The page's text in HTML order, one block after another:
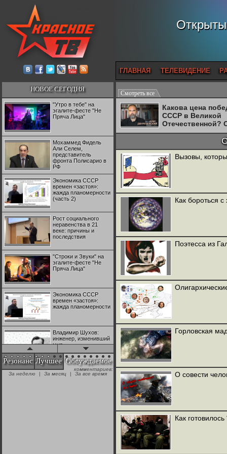
ГЛАВНАЯ ТЕЛЕВИДЕНИЕ
НОВОЕ СЕГОДНЯ
"Утро в тебе" на
эгалите-фесте "Не
Пряча Лица"
Мохаммед Фидель
Али Селем,
представитель
фронта Полисарио в
РФ
Экономика СССР
времен «застоя»:
жажда планомерности
(часть 2)
Рост социального
неравенства в 21
веке: причины и
последствия
"Строки и Звуки" на
эгалите-фесте "Не
Пряча Лица"
Экономика СССР
времен «застоя»:
жажда планомерности
Владимир Шухов:
инженер, изменивший
мир
"Аркадий Коц" на
эгалите-фесте "Не
Резонанс Лучшее Обсуждаемое
комментариев:
За неделю
| За месяц | За все время
Смотреть все
Какова цена
СССР в Великой
Отечественной?
Двуреченский о
Вызовы,
Как бороться
Поэтесса из
Горловская
О совести
Как